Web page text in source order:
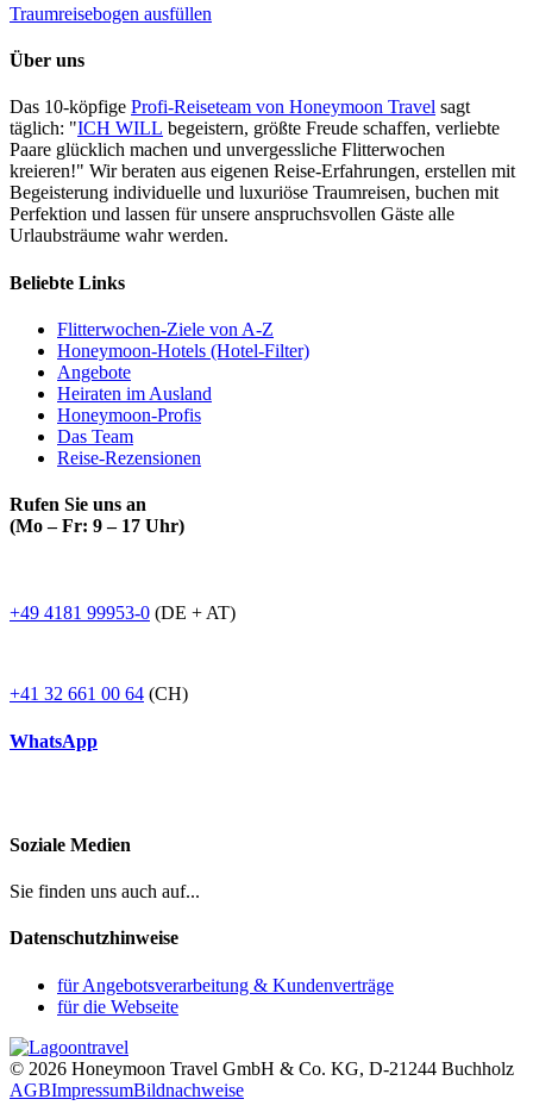
Traumreisebogen ausfüllen
Über uns
Das 10-köpfige Profi-Reiseteam von Honeymoon Travel sagt
täglich: "ICH WILL begeistern, größte Freude schaffen, verliebte
Paare glücklich machen und unvergessliche Flitterwochen
kreieren!" Wir beraten aus eigenen Reise-Erfahrungen, erstellen mit
Begeisterung individuelle und luxuriöse Traumreisen, buchen mit
Perfektion und lassen für unsere anspruchsvollen Gäste alle
Urlaubsträume wahr werden.
Beliebte Links
Flitterwochen-Ziele von A-Z
Honeymoon-Hotels (Hotel-Filter)
Angebote
Heiraten im Ausland
Honeymoon-Profis
Das Team
Reise-Rezensionen
Rufen Sie uns an
(Mo – Fr: 9 – 17 Uhr)
+49 4181 99953-0 (DE + AT)
+41 32 661 00 64 (CH)
WhatsApp
Soziale Medien
Sie finden uns auch auf...
Datenschutzhinweise
für Angebotsverarbeitung & Kundenverträge
für die Webseite
© 2026 Honeymoon Travel GmbH & Co. KG, D-21244 Buchholz
AGBImpressumBildnachweise